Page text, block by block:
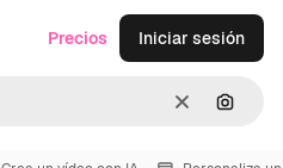
Borrar
Precios Iniciar sesión